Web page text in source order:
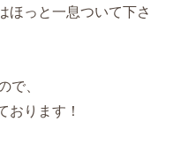
ほっと一息ついて下さ
で、
おります！